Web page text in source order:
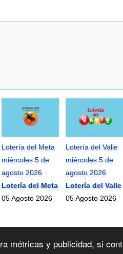
métricas y publicidad, si
Lotería del Meta
miércoles 5 de
agosto 2026
Lotería del Meta
05 Agosto 2026
Lotería del Valle
miércoles 5 de
agosto 2026
Lotería del Valle
05 Agosto 2026
mundonets